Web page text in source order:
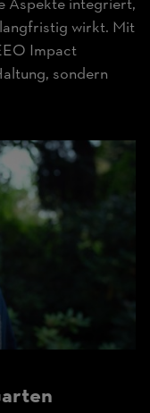
Aspekte integriert,
wirkt. Mit
Impact
sondern